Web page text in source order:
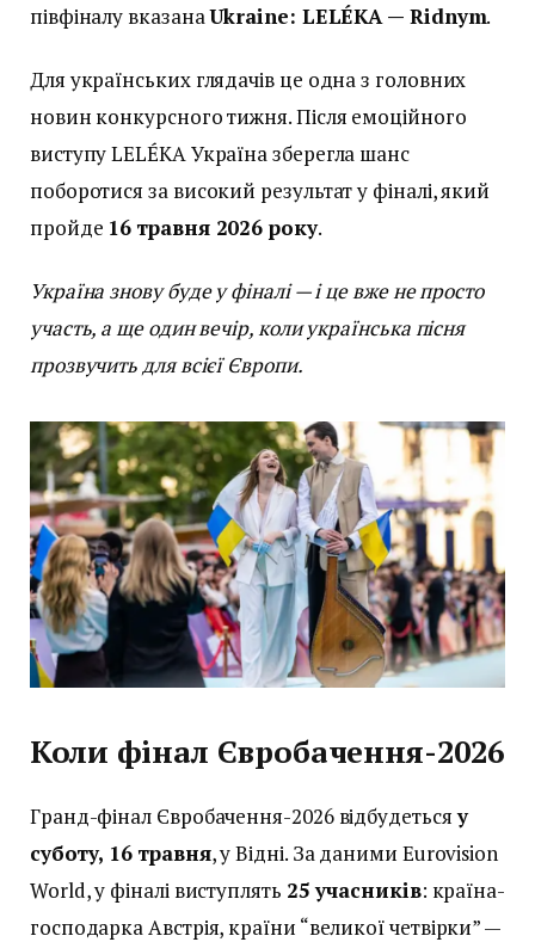
півфіналу вказанаUkraine: LELÉKA — Ridnym.
Для українських глядачів це одна з головних
новин конкурсного тижня. Після емоційного
виступу LELÉKA Україна зберегла шанс
поборотися за високий результат у фіналі, який
пройде 16 травня 2026 року.
Україна знову буде у фіналі — і це вже не просто
участь, а ще один вечір, коли українська пісня
прозвучить для всієї Європи.
Коли фінал Євробачення-2026
Гранд-фінал Євробачення-2026 відбудетьсяу
суботу, 16 травня, у Відні. За даними Eurovision
World, у фіналі виступлять 25 учасників: країна-
господарка Австрія, країни “великої четвірки” —